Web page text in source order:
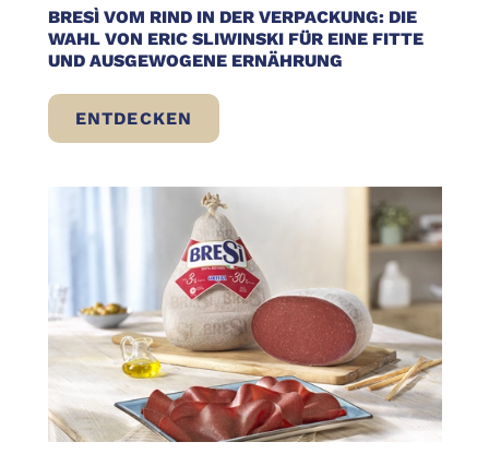
BRESÌ VOM RIND IN DER VERPACKUNG: DIE
WAHL VON ERIC SLIWINSKI FÜR EINE FITTE
UND AUSGEWOGENE ERNÄHRUNG
ENTDECKEN
BRESÌ VOM RIND IN DER VERPACKUNG: